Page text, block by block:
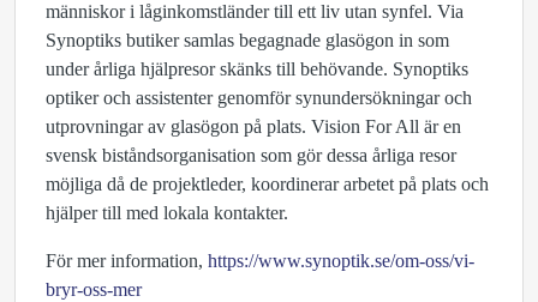
människor i låginkomstländer till ett liv utan synfel. Via
Synoptiks butiker samlas begagnade glasögon in som
under årliga hjälpresor skänks till behövande. Synoptiks
optiker och assistenter genomför synundersökningar och
utprovningar av glasögon på plats. Vision For All är en
svensk biståndsorganisation som gör dessa årliga resor
möjliga då de projektleder, koordinerar arbetet på plats och
hjälper till med lokala kontakter.
För mer information, https://www.synoptik.se/om-oss/vi-
bryr-oss-mer